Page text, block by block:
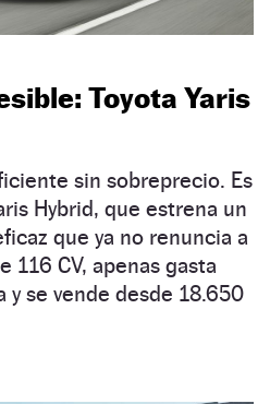
Toyota Yaris
sin sobreprecio. Es
Hybrid, que estrena un
que ya no renuncia a
116 CV, apenas gasta
se vende desde 18.650